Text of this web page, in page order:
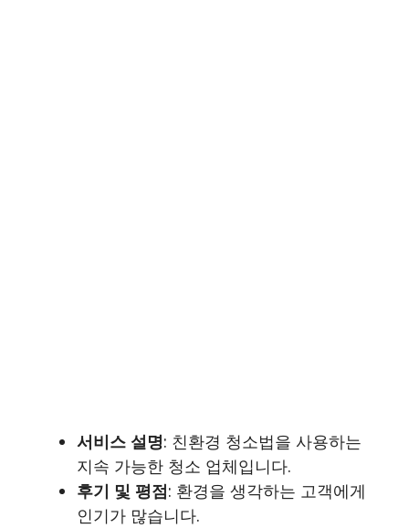
서비스 설명: 친환경 청소법을 사용하는
지속 가능한 청소 업체입니다.
후기 및 평점: 환경을 생각하는 고객에게
인기가 많습니다.